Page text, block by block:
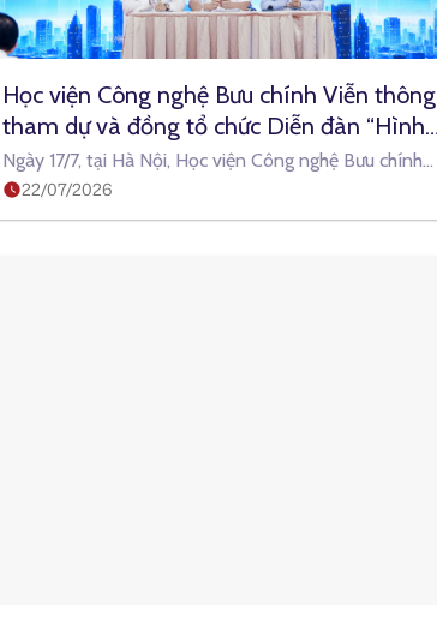
Học viện Công nghệ Bưu chính Viễn thông
tham dự và đồng tổ chức Diễn đàn “Hình
thành hệ sinh thái hợp tác phát triển AI”
22/07/2026
Ngày 17/7, tại Hà Nội, Học viện Công nghệ Bưu chính
Viễn thông (PTIT) phối